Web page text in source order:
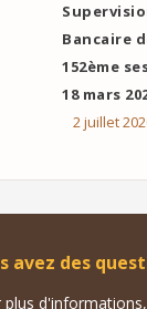
Bancaire
152ème
18 mars
2 juillet
avez des
plus